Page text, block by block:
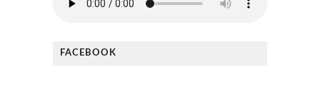
FACEBOOK